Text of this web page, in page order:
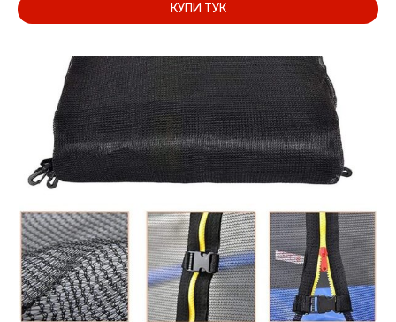
83.98 лв..
79.99 лв..
КУПИ ТУК